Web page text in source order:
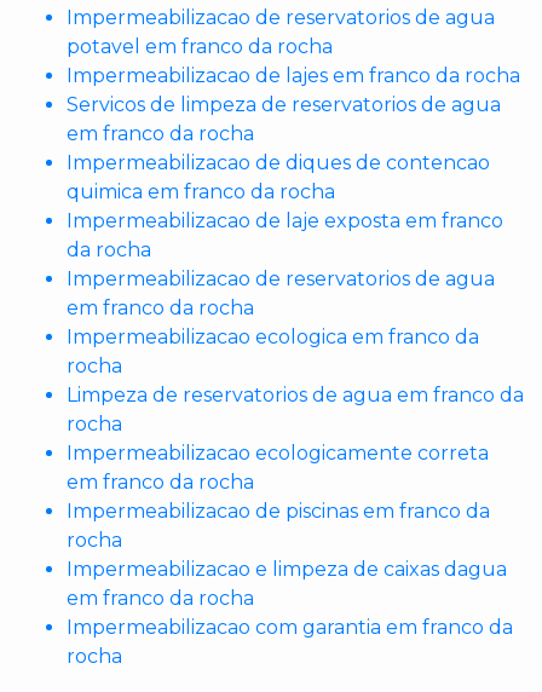
Impermeabilizacao de reservatorios de agua
potavel em franco da rocha
Impermeabilizacao de lajes em franco da rocha
Servicos de limpeza de reservatorios de agua
em franco da rocha
Impermeabilizacao de diques de contencao
quimica em franco da rocha
Impermeabilizacao de laje exposta em franco
da rocha
Impermeabilizacao de reservatorios de agua
em franco da rocha
Impermeabilizacao ecologica em franco da
rocha
Limpeza de reservatorios de agua em franco da
rocha
Impermeabilizacao ecologicamente correta
em franco da rocha
Impermeabilizacao de piscinas em franco da
rocha
Impermeabilizacao e limpeza de caixas dagua
em franco da rocha
Impermeabilizacao com garantia em franco da
rocha